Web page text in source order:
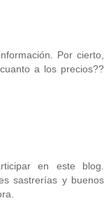
Por cierto,
a los precios??
en este blog.
sastrerías y buenos